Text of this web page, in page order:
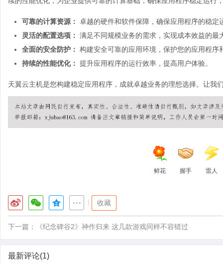
可靠的计算资源： 卓越的硬件和软件保障，确保应用程序的稳定
灵活的配置选项： 满足不同规模业务的需求，实现成本效益的最
全面的安全防护： 构建安全可靠的应用环境，保护您的应用程序
持续的性能优化： 提升应用程序的运行效率，提高用户体验。
天翼云主机是您构建稳定应用程序，成就卓越业务的理想选择。让我
鲜花 握手 雷人
收藏
下一篇： 《纪念碑谷2》神作归来 这几款游戏同样不容错过
最新评论(1)